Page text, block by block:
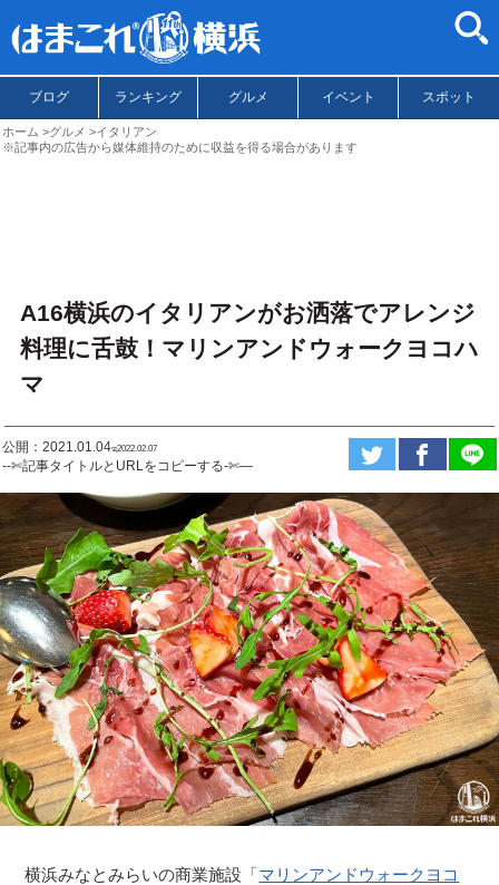
ブログ ランキング グルメ イベント スポット
ホーム グルメ
イタリアン
※記事内の広告から媒体維持のために収益を得る場合があります
A16横浜のイタリアンがお洒落でアレンジ
料理に舌鼓！マリンアンドウォークヨコハ
マ
公開：2021.01.04ಇ2022.02.07
--✄記事タイトルとURLをコピーする-✄—
横浜みなとみらいの商業施設「マリンアンドウォークヨコ